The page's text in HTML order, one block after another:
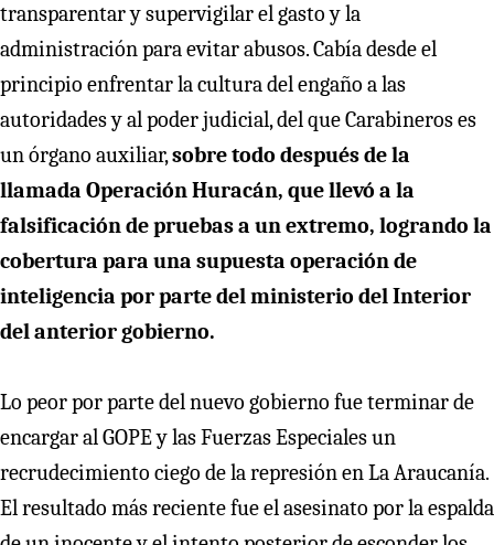
transparentar y supervigilar el gasto y la
administración para evitar abusos. Cabía desde el
principio enfrentar la cultura del engaño a las
autoridades y al poder judicial, del que Carabineros es
un órgano auxiliar,sobre todo después de la
llamada Operación Huracán, que llevó a la
falsificación de pruebas a un extremo, logrando la
cobertura para una supuesta operación de
inteligencia por parte del ministerio del Interior
del anterior gobierno.
Lo peor por parte del nuevo gobierno fue terminar de
encargar al GOPE y las Fuerzas Especiales un
recrudecimiento ciego de la represión en La Araucanía.
El resultado más reciente fue el asesinato por la espalda